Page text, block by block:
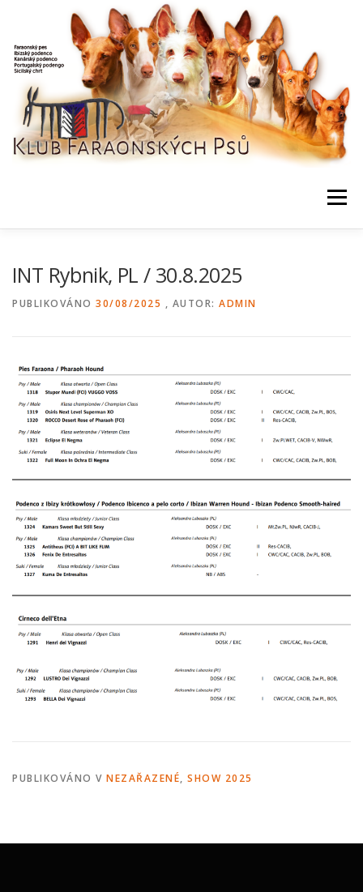
Menu
ODCHOVY V ČR INZERCE ODKAZY
INT Rybnik, PL / 30.8.2025
PUBLIKOVÁNO 30/08/2025 , AUTOR: ADMIN
PUBLIKOVÁNO V NEZAŘAZENÉ, SHOW 2025